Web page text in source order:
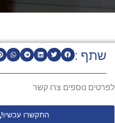
שתף :
לפרטים נוספים צרו קשר
התקשרו עכשיו!